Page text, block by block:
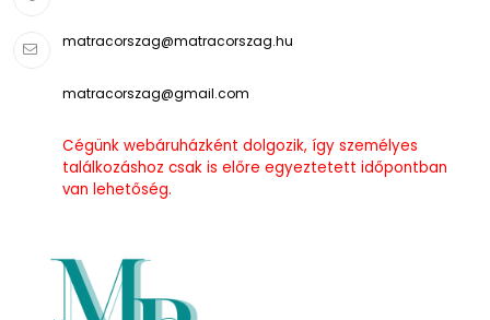
matracorszag@matracorszag.hu
matracorszag@gmail.com
Cégünk webáruházként dolgozik, így személyes
találkozáshoz csak is előre egyeztetett időpontban
van lehetőség.